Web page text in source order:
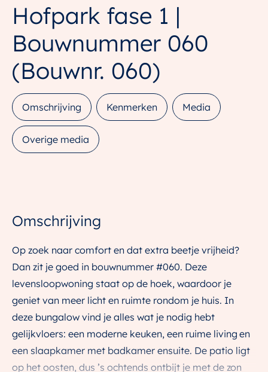
Hofpark fase 1 |
Bouwnummer 060
(Bouwnr. 060)
Omschrijving Kenmerken Media
Overige media
Omschrijving
Op zoek naar comfort en dat extra beetje vrijheid?
Dan zit je goed in bouwnummer #060. Deze
levensloopwoning staat op de hoek, waardoor je
geniet van meer licht en ruimte rondom je huis. In
deze bungalow vind je alles wat je nodig hebt
gelijkvloers: een moderne keuken, een ruime living en
een slaapkamer met badkamer ensuite. De patio ligt
op het oosten, dus ’s ochtends ontbijt je met de zon